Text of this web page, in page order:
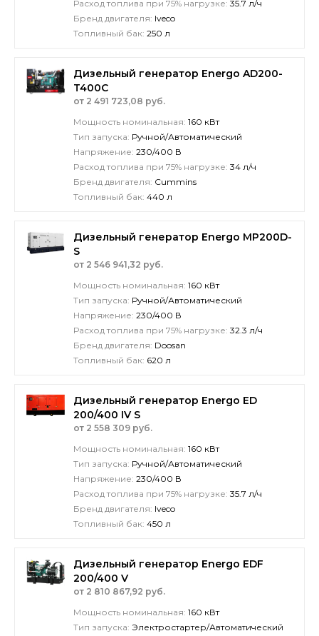
Расход топлива при 75% нагрузке: 35.7 л/ч
Бренд двигателя: Iveco
Топливный бак: 250 л
Дизельный генератор Energo AD200-
T400C
от 2 491 723,08 руб.
Мощность номинальная: 160 кВт
Тип запуска: Ручной/Автоматический
Напряжение: 230/400 В
Расход топлива при 75% нагрузке: 34 л/ч
Бренд двигателя: Cummins
Топливный бак: 440 л
Дизельный генератор Energo MP200D-
S
от 2 546 941,32 руб.
Мощность номинальная: 160 кВт
Тип запуска: Ручной/Автоматический
Напряжение: 230/400 В
Расход топлива при 75% нагрузке: 32.3 л/ч
Бренд двигателя: Doosan
Топливный бак: 620 л
Дизельный генератор Energo ED
200/400 IV S
от 2 558 309 руб.
Мощность номинальная: 160 кВт
Тип запуска: Ручной/Автоматический
Напряжение: 230/400 В
Расход топлива при 75% нагрузке: 35.7 л/ч
Бренд двигателя: Iveco
Топливный бак: 450 л
Дизельный генератор Energo EDF
200/400 V
от 2 810 867,92 руб.
Мощность номинальная: 160 кВт
Тип запуска: Электростартер/Автоматический